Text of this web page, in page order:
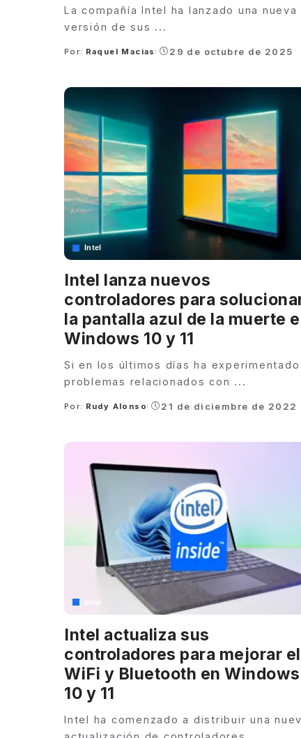
La compañía Intel ha lanzado una nueva
versión de sus ...
Posted
Por: Raquel Macias 29 de octubre de 2025
Intel
Intel lanza nuevos
controladores para
la pantalla azul de la muerte
Windows 10 y 11
Si en los últimos días ha experimentado
problemas relacionados con ...
Posted
Por: Rudy Alonso 21 de diciembre de 2022
Intel actualiza sus
controladores para mejorar el
WiFi y Bluetooth en Windows
10 y 11
Intel ha comenzado a distribuir una